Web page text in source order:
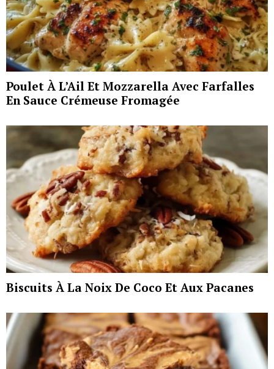
Poulet À L’Ail Et Mozzarella Avec Farfalles
En Sauce Crémeuse Fromagée
Biscuits À La Noix De Coco Et Aux Pacanes